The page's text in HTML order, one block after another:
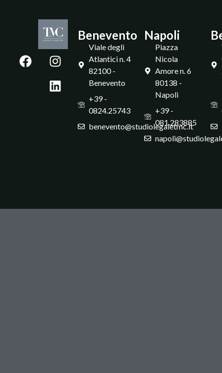
Benevento
Viale degli
Atlantici n. 4
82100 -
Benevento
+39 -
0824.25743
benevento@studiolegaletmc.it
Napoli
Piazza
Nicola
Amore n. 6
80138 -
Napoli
+39 -
081.283885